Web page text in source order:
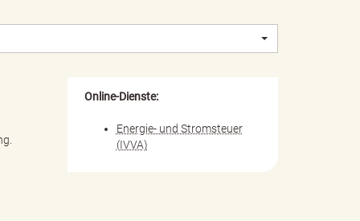
Online-Dienste:
Energie- und Stromsteuer
(IVVA)